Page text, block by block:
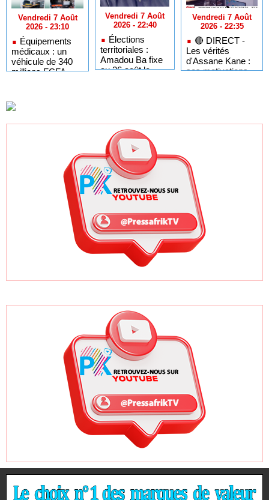
Vendredi 7 Août
2026 - 23:10
Équipements
médicaux : un
véhicule de 340
millions FCFA
Sénégal
Vendredi 7 Août
2026 - 22:40
Élections
territoriales :
Amadou Ba fixe
au 26 août le
Vendredi 7 Août
2026 - 22:35
🔴​ DIRECT -
Les vérités
d'Assane Kane :
ses motivations,